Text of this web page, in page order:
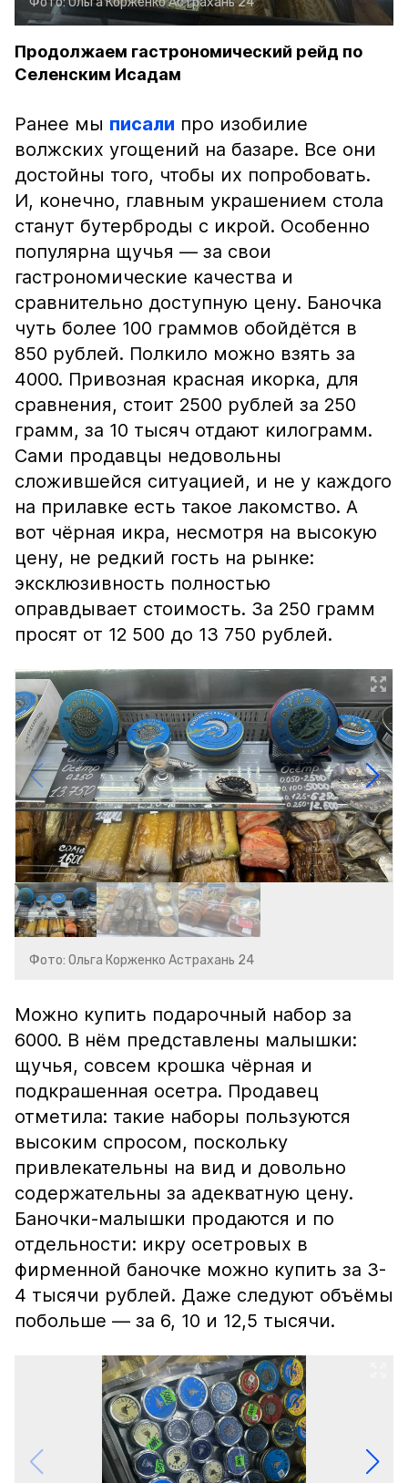
Продолжаем гастрономический рейд по
Селенским Исадам
Ранее мы писали про изобилие
волжских угощений на базаре. Все они
достойны того, чтобы их попробовать.
И, конечно, главным украшением стола
станут бутерброды с икрой. Особенно
популярна щучья — за свои
гастрономические качества и
сравнительно доступную цену. Баночка
чуть более 100 граммов обойдётся в
850 рублей. Полкило можно взять за
4000. Привозная красная икорка, для
сравнения, стоит 2500 рублей за 250
грамм, за 10 тысяч отдают килограмм.
Сами продавцы недовольны
сложившейся ситуацией, и не у каждого
на прилавке есть такое лакомство. А
вот чёрная икра, несмотря на высокую
цену, не редкий гость на рынке:
эксклюзивность полностью
оправдывает стоимость. За 250 грамм
просят от 12 500 до 13 750 рублей.
Фото: Ольга Корженко Астрахань 24
Можно купить подарочный набор за
6000. В нём представлены малышки:
щучья, совсем крошка чёрная и
подкрашенная осетра. Продавец
отметила: такие наборы пользуются
высоким спросом, поскольку
привлекательны на вид и довольно
содержательны за адекватную цену.
Баночки-малышки продаются и по
отдельности: икру осетровых в
фирменной баночке можно купить за 3-
4 тысячи рублей. Даже следуют объёмы
побольше — за 6, 10 и 12,5 тысячи.